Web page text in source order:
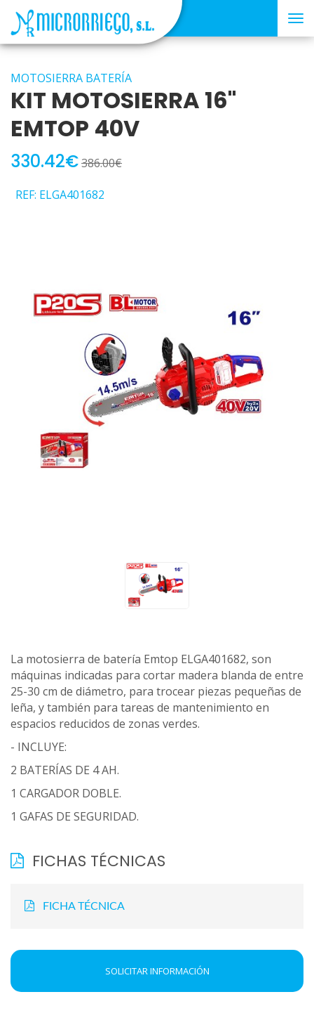
MOTOSIERRA BATERÍA
KIT MOTOSIERRA 16"
EMTOP 40V
330.42€386.00€
REF: ELGA401682
La motosierra de batería Emtop ELGA401682, son
máquinas indicadas para cortar madera blanda de entre
25-30 cm de diámetro, para trocear piezas pequeñas de
leña, y también para tareas de mantenimiento en
espacios reducidos de zonas verdes.
- INCLUYE:
2 BATERÍAS DE 4 AH.
1 CARGADOR DOBLE.
1 GAFAS DE SEGURIDAD.
FICHAS TÉCNICAS
FICHA TÉCNICA
SOLICITAR INFORMACIÓN